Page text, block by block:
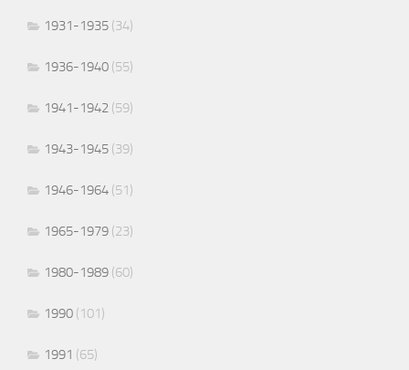
1931-1935 (34)
1936-1940 (55)
1941-1942 (59)
1943-1945 (39)
1946-1964 (51)
1965-1979 (23)
1980-1989 (60)
1990 (101)
1991 (65)